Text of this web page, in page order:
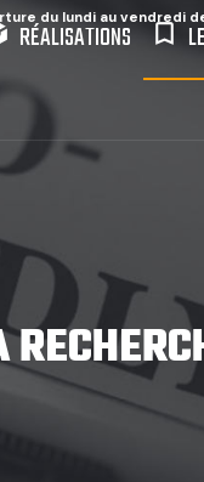
du lundi au vendredi
RÉALISATIONS bookmark_border